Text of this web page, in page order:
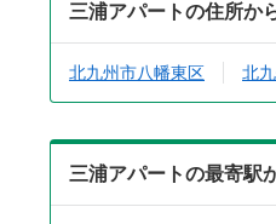
三浦アパートの住所か
北九州市八幡東区 北
三浦アパートの最寄駅